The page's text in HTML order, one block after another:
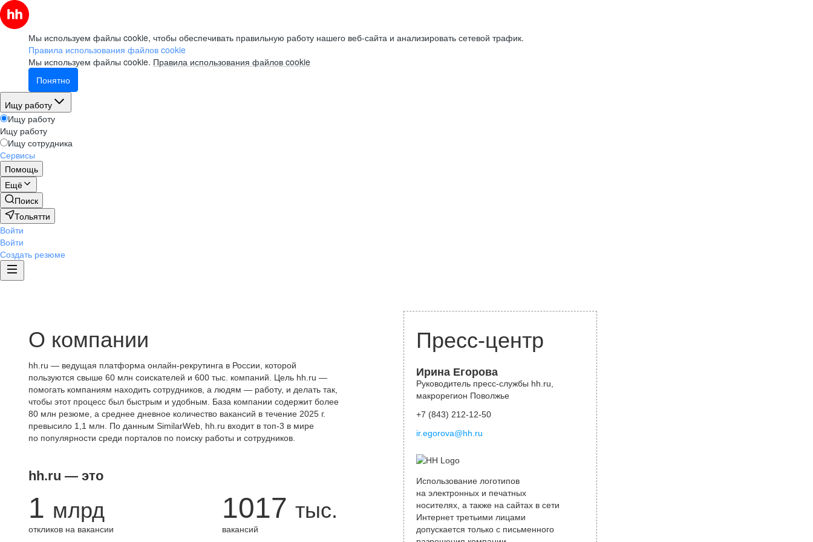
Мы используем файлы cookie, чтобы обеспечивать правильную работу нашего веб-сайта и анализировать сетевой трафик.
Правила использования файлов cookie
Мы используем файлы cookie. Правила использования файлов cookie
Понятно
Ищу работу
Ищу работу
Ищу работу
Ищу сотрудника
Сервисы
Помощь
Ещё
Поиск
Тольятти
Войти
Войти
Создать резюме
О компании
hh.ru — ведущая платформа онлайн-рекрутинга в России, которой
пользуются свыше 60 млн соискателей и 600 тыс. компаний. Цель hh.ru —
помогать компаниям находить сотрудников, а людям — работу, и делать так,
чтобы этот процесс был быстрым и удобным. База компании содержит более
80 млн резюме, а среднее дневное количество вакансий в течение 2025 г.
превысило 1,1 млн. По данным SimilarWeb, hh.ru входит в топ-3 в мире
по популярности среди порталов по поиску работы и сотрудников.
hh.ru — это
1 млрд
откликов на вакансии
1017 тыс.
вакансий
Пресс-центр
Ирина Егорова
Руководитель пресс-службы hh.ru,
макрорегион Поволжье
+7 (843) 212-12-50
ir.egorova@hh.ru
Использование логотипов
на электронных и печатных
носителях, а также на сайтах в сети
Интернет третьими лицами
допускается только с письменного